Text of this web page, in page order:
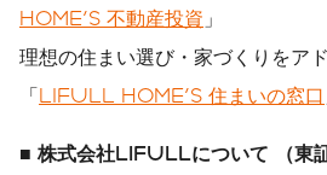
HOME'S 不動産投資 」
理想の住まい選び・家づくりをア
「LIFULL HOME'S 住まいの窓口
■ 株式会社LIFULL について （東